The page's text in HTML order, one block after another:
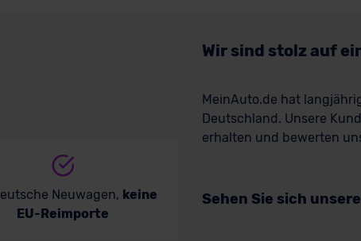
Neuwagen, keine
EU-Reimporte
Wir sind stolz auf
MeinAuto.de hat
Deutschland. Unsere
erhalten und bewerten
Sehen Sie sich